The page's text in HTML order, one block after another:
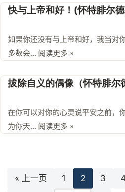
快与上帝和好！(怀特腓尔
如果你还没有与上帝和好，我当对
多数会… 阅读更多 »
拔除自义的偶像（怀特腓尔
在你可以对你的心灵说平安之前，
为你天… 阅读更多 »
« 上一页 1 2 3 4